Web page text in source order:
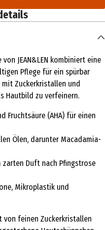
JEAN&LEN kombiniert eine
Pflege für ein spürbar
Zuckerkristallen und
Hautbild zu verfeinern.
Fruchtsäure (AHA) für einen
Ölen, darunter Macadamia-
Duft nach Pfingstrose
Mikroplastik und
von feinen Zuckerkristallen